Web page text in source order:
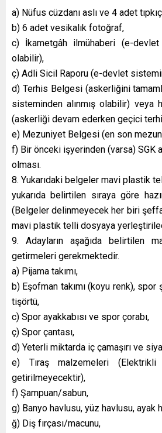
a) Nüfus cüzdanı aslı ve 4 adet
b) 6 adet vesikalık fotoğraf,
c) İkametgâh ilmühaberi (e-devlet
olabilir),
ç) Adli Sicil Raporu (e-devlet
d) Terhis Belgesi (askerliğini
sisteminden alınmış olabilir) veya
(askerliği devam ederken geçici
e) Mezuniyet Belgesi (en son
f) Bir önceki işyerinden (varsa) SGK
olması.
8. Yukarıdaki belgeler mavi plastik
yukarıda belirtilen sıraya göre
(Belgeler delinmeyecek her biri
mavi plastik telli dosyaya
9. Adayların aşağıda belirtilen
getirmeleri gerekmektedir.
a) Pijama takımı,
b) Eşofman takımı (koyu renk),
tişörtü,
c) Spor ayakkabısı ve spor çorabı,
ç) Spor çantası,
d) Yeterli miktarda iç çamaşırı ve
e) Tıraş malzemeleri
getirilmeyecektir),
f) Şampuan/sabun,
g) Banyo havlusu, yüz havlusu, ayak
ğ) Diş fırçası/macunu,